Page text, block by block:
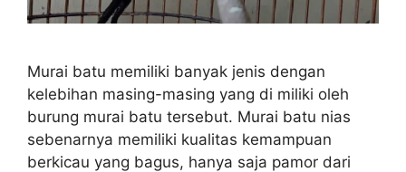
Murai batu memiliki banyak jenis dengan
kelebihan masing-masing yang di miliki oleh
burung murai batu tersebut. Murai batu nias
sebenarnya memiliki kualitas kemampuan
berkicau yang bagus, hanya saja pamor dari